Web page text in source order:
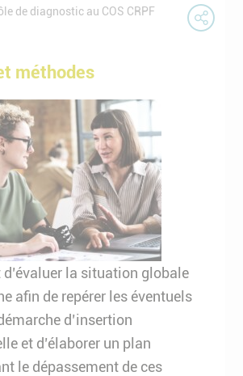
de diagnostic au COS CRPF
méthodes
d’évaluer la situation globale
afin de repérer les éventuels
d’insertion
et d’élaborer un plan
le dépassement de ces